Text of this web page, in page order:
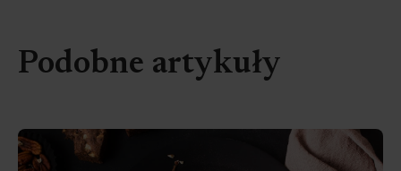
Podobne artykuły